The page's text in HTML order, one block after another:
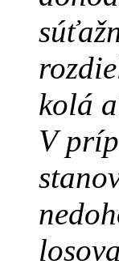
kolá
V